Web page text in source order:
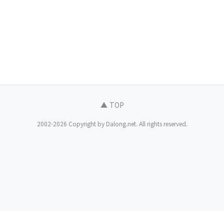
▲ TOP
2002-2026 Copyright by Dalong.net. All rights reserved.